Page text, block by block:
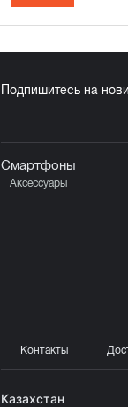
Подпишитесь на
Смартфоны
Аксессуары
Контакты
Казахстан